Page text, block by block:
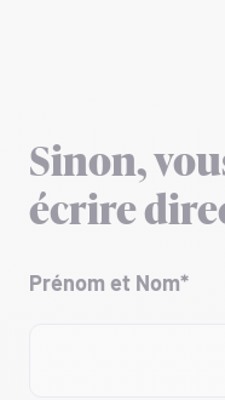
Sinon,
écrire
Prénom et Nom*